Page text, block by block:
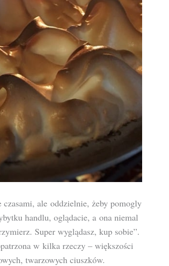
ale oddzielnie, żeby pomogly
handlu, oglądacie, a ona niemal
Super wyglądasz, kup sobie”.
w kilka rzeczy – większości
twarzowych ciuszków.